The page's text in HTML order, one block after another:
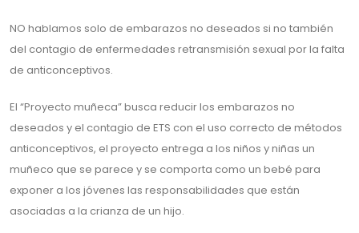
NO hablamos solo de embarazos no deseados si no también
del contagio de enfermedades retransmisión sexual por la falta
de anticonceptivos.
El “Proyecto muñeca” busca reducir los embarazos no
deseados y el contagio de ETS con el uso correcto de métodos
anticonceptivos, el proyecto entrega a los niños y niñas un
muñeco que se parece y se comporta como un bebé para
exponer a los jóvenes las responsabilidades que están
asociadas a la crianza de un hijo.